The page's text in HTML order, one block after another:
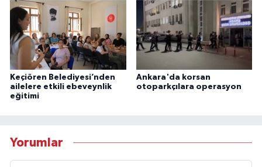
Keçiören Belediyesi’nden
ailelere etkili ebeveynlik
eğitimi
Ankara'da korsan
otoparkçılara operasyon
Yorumlar